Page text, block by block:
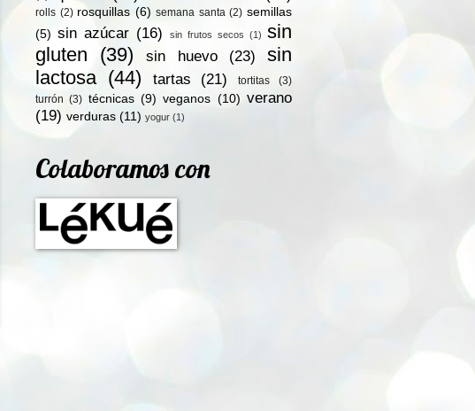
rolls (2) rosquillas (6) semana santa (2) semillas
(5) sin azúcar (16) sin frutos secos (1) sin
gluten
(39) sin huevo (23)
sin
lactosa (44) tartas (21) tortitas
(3)
turrón (3) técnicas (9) veganos (10) verano
(19) verduras (11) yogur (1)
Colaboramos con